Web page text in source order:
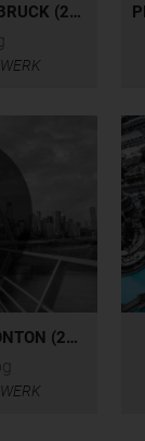
PResstige Release INNSBRUCK (2022)
PResstige Release EDMONTON (2018)